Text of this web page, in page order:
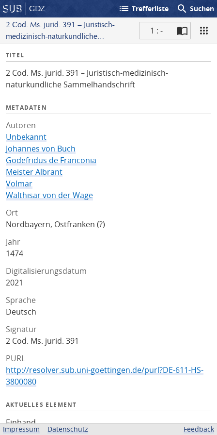
GDZ list Trefferliste search Suchen
2 Cod. Ms. jurid. 391 – Juristisch-
medizinisch-naturkundliche
1 : -
I
f
o
TITEL
2 Cod. Ms. jurid. 391 – Juristisch-medizinisch-
naturkundliche Sammelhandschrift
METADATEN
Autoren
Unbekannt
Johannes von Buch
Godefridus de Franconia
Meister Albrant
Volmar
Walthisar von der Wage
Ort
Nordbayern, Ostfranken (?)
Jahr
1474
Digitalisierungsdatum
2021
Sprache
Deutsch
Signatur
2 Cod. Ms. jurid. 391
PURL
http://resolver.sub.uni-goettingen.de/purl?DE-611-HS-
3800080
AKTUELLES ELEMENT
Einband
Impressum Datenschutz Feedback